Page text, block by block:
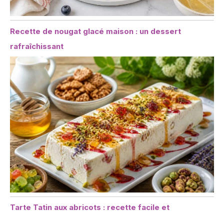
Recette de nougat glacé maison : un dessert
rafraîchissant
Tarte Tatin aux abricots : recette facile et